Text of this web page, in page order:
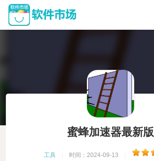
蜜蜂加速器最新版
工具 时间：2024-09-13